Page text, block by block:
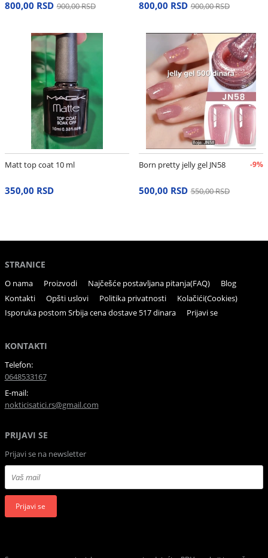
800,00 RSD 900,00 RSD 800,00 RSD 900,00 RSD
Matt top coat 10 ml
350,00 RSD
Born pretty jelly gel JN58 -9%
500,00 RSD 550,00 RSD
STRANICE
O nama Proizvodi Najčešće postavljana pitanja(FAQ)
Blog
Kontakti
Opšti uslovi Politika privatnosti
Kolačići(Cookies)
Isporuka postom Srbija cena dostave 517 dinara
Prijavi se
KONTAKTI
Telefon:
0648533167
E-mail:
nokticisatici.rs@gmail.com
PRIJAVI SE
Prijavi se na newsletter
Prijavi se